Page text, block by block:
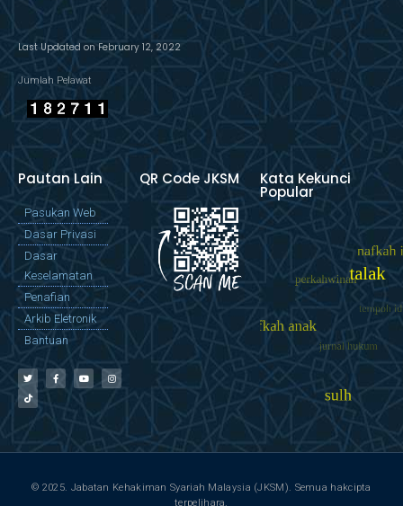
Last Updated on February 12, 2022
Jumlah Pelawat
Pautan Lain
Pasukan Web
Dasar Privasi
Dasar
Keselamatan
Penafian
Arkib Eletronik
Bantuan
QR Code JKSM Kata Kekunci
Popular
© 2025. Jabatan Kehakiman Syariah Malaysia (JKSM). Semua hakcipta
terpelihara.